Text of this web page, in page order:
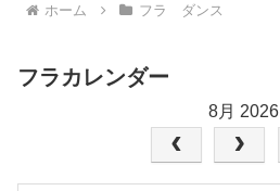
ホーム フラ ダンス
フラカレンダー
8月 2026